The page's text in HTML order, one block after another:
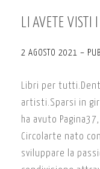
LI AVETE VISTI
2 AGOSTO 2021 –
Libri per
artisti.Sparsi in
ha avuto
Circolarte nato
sviluppare la